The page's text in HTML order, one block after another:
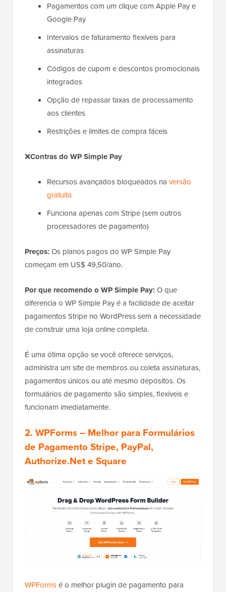
Pagamentos com um clique com Apple Pay e
Google Pay
Intervalos de faturamento flexíveis para
assinaturas
Códigos de cupom e descontos promocionais
integrados
Opção de repassar taxas de processamento
aos clientes
Restrições e limites de compra fáceis
❌Contras do WP Simple Pay
Recursos avançados bloqueados na versão
gratuita
Funciona apenas com Stripe (sem outros
processadores de pagamento)
Preços: Os planos pagos do WP Simple Pay
começam em US$ 49,50/ano.
Por que recomendo o WP Simple Pay: O que
diferencia o WP Simple Pay é a facilidade de aceitar
pagamentos Stripe no WordPress sem a necessidade
de construir uma loja online completa.
É uma ótima opção se você oferece serviços,
administra um site de membros ou coleta assinaturas,
pagamentos únicos ou até mesmo depósitos. Os
formulários de pagamento são simples, flexíveis e
funcionam imediatamente.
2. WPForms– Melhor para Formulários
de Pagamento Stripe, PayPal,
Authorize.Net e Square
WPFormsé o melhor plugin de pagamento para